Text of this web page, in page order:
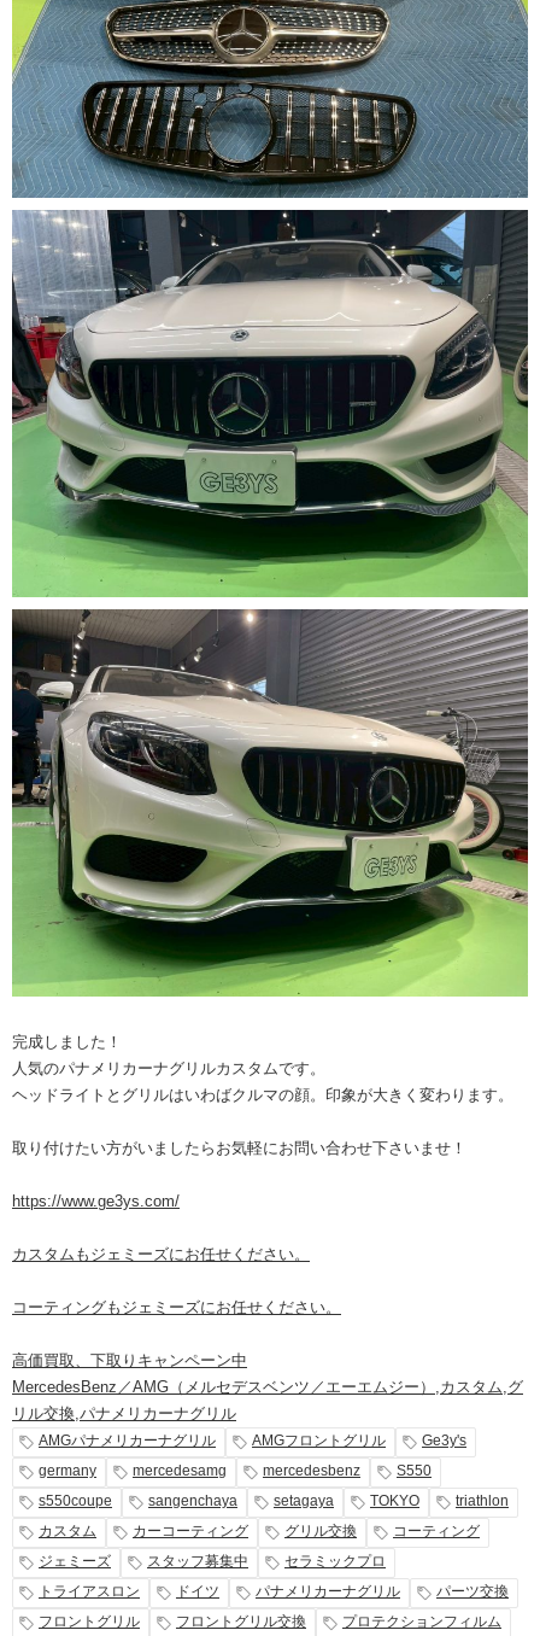
完成しました！
人気のパナメリカーナグリルカスタムです。
ヘッドライトとグリルはいわばクルマの顔。印象が大きく変わります。
取り付けたい方がいましたらお気軽にお問い合わせ下さいませ！
https://www.ge3ys.com/
カスタムもジェミーズにお任せください。
コーティングもジェミーズにお任せください。
高価買取、下取りキャンペーン中
MercedesBenz／AMG（メルセデスベンツ／エーエムジー） ,カスタム,グ
リル交換,パナメリカーナグリル
AMGパナメリカーナグリル AMGフロントグリル
Ge3y's
germany
mercedesamg mercedesbenz
S550
s550coupe
sangenchaya setagaya TOKYO
triathlon
カスタム
カーコーティング グリル交換
コーティング
ジェミーズ
スタッフ募集中
セラミックプロ
トライアスロン
ドイツ パナメリカーナグリル
パーツ交換
フロントグリル
フロントグリル交換 プロテクションフィルム